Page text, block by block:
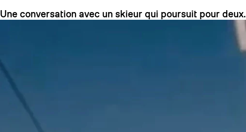
Une conversation avec un skieur qui poursuit pour deux.